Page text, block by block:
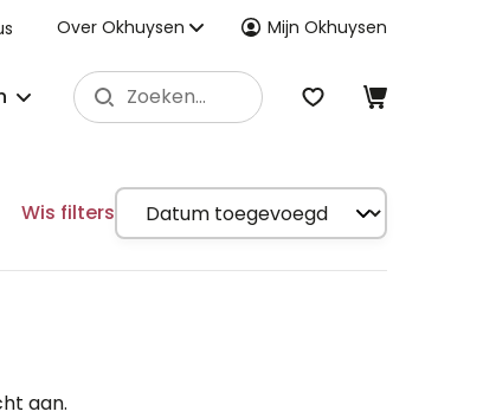
Over Okhuysen Mijn Okhuysen
Wis filters
aan.